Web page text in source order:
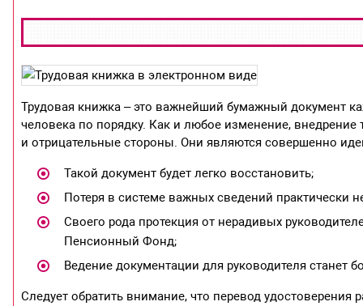
Трудовая книжка – это важнейший бумажный документ
человека по порядку. Как и любое изменение,
и отрицательные стороны. Они являются совершенно
Такой документ будет легко восстановить;
Потеря в системе важных сведений практически
Своего рода протекция от нерадивых
Пенсионный Фонд;
Ведение документации для руководителя станет
Следует обратить внимание, что перевод